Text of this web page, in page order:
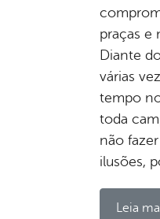
praças e
Diante
várias
tempo
toda
não
ilusões,
Leia